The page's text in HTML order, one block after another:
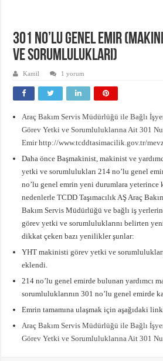
High Speed Mapdar Projesi Son Virajı Dönüyor
301 No’lu Genel Emir
ve Sorumlulukları)
Kamil 1 yorum
Araç Bakım Servis Müdürlüğü ile Bağlı
Görev Yetki ve Sorumluluklarına Ait 301
Emir http://www.tcddtasimacilik.gov.tr/
Daha önce Başmakinist, makinist ve
yetki ve sorumlulukları 214 no’lu genel
no’lu genel emrin yeni durumlara yeterince
nedenlerle TCDD Taşımacılık AŞ Araç
Bakım Servis Müdürlüğü ve bağlı iş
görev yetki ve sorumluluklarını belirten
dikkat çeken bazı yenilikler şunlar:
YHT makinisti görev yetki ve
eklendi.
214 no’lu genel emirde bulunan yardımcı
sorumluluklarının 301 no’lu genel emirde
Emrin tamamına ulaşmak için aşağıdaki
Araç Bakım Servis Müdürlüğü ile Bağlı
Görev Yetki ve Sorumluluklarına Ait 301